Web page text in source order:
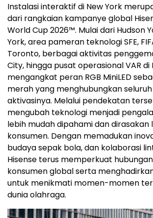
Instalasi interaktif di New York
dari rangkaian kampanye global
World Cup 2026™. Mulai dari Hudson
York, area pameran teknologi SFE,
Toronto, berbagai aktivitas
City, hingga pusat operasional VAR di
mengangkat peran RGB MiniLED
merah yang menghubungkan
aktivasinya. Melalui pendekatan
mengubah teknologi menjadi
lebih mudah dipahami dan dirasakan
konsumen. Dengan memadukan
budaya sepak bola, dan kolaborasi
Hisense terus memperkuat
konsumen global serta
untuk menikmati momen-momen
dunia olahraga.